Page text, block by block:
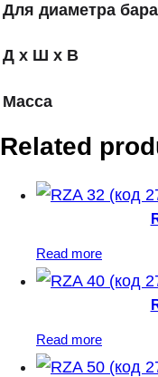
Для диаметра
Д x Ш x В
Масса
Related
Read more
Read more